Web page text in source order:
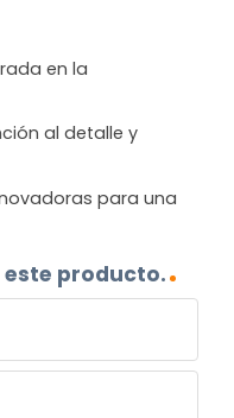
en la
al detalle y
para una
este producto.